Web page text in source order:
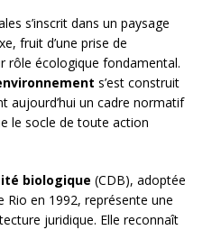
s’inscrit dans un paysage
fruit d’une prise de
rôle écologique fondamental.
s’est construit
aujourd’hui un cadre normatif
le socle de toute action
biologique (CDB), adoptée
en 1992, représente une
juridique. Elle reconnaît